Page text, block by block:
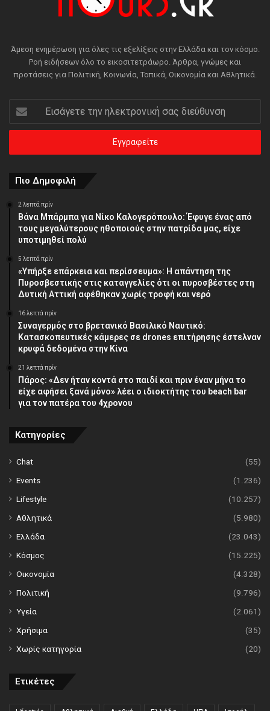
Άμεση ενημέρωση για όλες τις εξελίξεις στην Ελλάδα και τον κόσμο.
Ροή ειδήσεων όλο το εικοσιτετράωρο. Άρθρα, γνώμες και
προτάσεις για Πολιτική, Κοινωνία, Τοπικά, Οικονομία και Αθλητικά.
Εισάγετε
την
ηλεκτρονική
διεύθυνση
Πιο Δημοφιλή
2 λεπτά πρίν
Βάνα Μπάρμπα για Νίκο Καλογερόπουλο: Έφυγε ένας από
τους μεγαλύτερους ηθοποιούς στην πατρίδα μας, είχε
υποτιμηθεί πολύ
5 λεπτά πρίν
«Υπήρξε επάρκεια και περίσσευμα»: Η απάντηση της
Πυροσβεστικής στις καταγγελίες ότι οι πυροσβέστες στη
Δυτική Αττική αφέθηκαν χωρίς τροφή και νερό
16 λεπτά πρίν
Συναγερμός στο βρετανικό Βασιλικό Ναυτικό:
Κατασκοπευτικές κάμερες σε drones επιτήρησης έστελναν
κρυφά δεδομένα στην Κίνα
21 λεπτά πρίν
Πάρος: «Δεν ήταν κοντά στο παιδί και πριν έναν μήνα το
είχε αφήσει ξανά μόνο» λέει ο ιδιοκτήτης του beach bar
για τον πατέρα του 4χρονου
Κατηγορίες
Chat
(55)
Events
(1.236)
Lifestyle
(10.257)
Αθλητικά
(5.980)
Ελλάδα
(23.043)
Κόσμος
(15.225)
Οικονομία
(4.328)
Πολιτική
(9.796)
Υγεία
(2.061)
Χρήσιμα
(35)
Χωρίς κατηγορία
(20)
Ετικέτες